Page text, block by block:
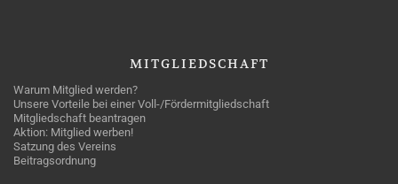
MITGLIEDSCHAFT
Warum Mitglied werden?
Unsere Vorteile bei einer Voll-/Fördermitgliedschaft
Mitgliedschaft beantragen
Aktion: Mitglied werben!
Satzung des Vereins
Beitragsordnung